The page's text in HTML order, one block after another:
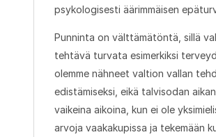
psykologisesti äärimmäisen
Punninta on välttämätöntä, sillä
tehtävä turvata esimerkiksi
olemme nähneet valtion vallan
edistämiseksi, eikä talvisodan
vaikeina aikoina, kun ei ole
arvoja vaakakupissa ja tekemään